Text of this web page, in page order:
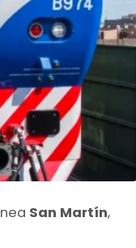
San Martín,